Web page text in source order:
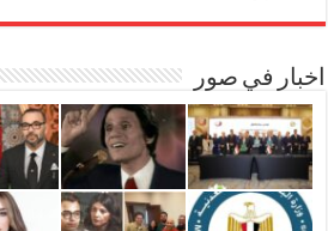
اخبار في صور